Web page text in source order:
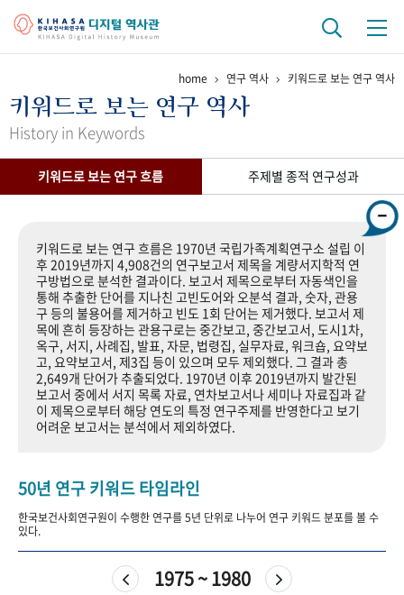
걸어온 길 기관 변천사 역대 기관장
연구 역사
기록물 아카이브
사진 아카이브 문서 기록물 행정박물 영상 기록물
+1주년 기념
성과 50선 숫자로 보는 50년 50+1주년 광장
세계와 함께 한 KIHASA
VR 역사관
home 연구 역사 키워드로 보는 연구 역사
키워드로 보는 연구 역사
History in Keywords
키워드로 보는 연구 흐름 주제별 종적 연구성과
키워드로 보는 연구 흐름은 1970년 국립가족계획연구소 설립 이
후 2019년까지 4,908건의 연구보고서 제목을 계량서지학적 연
구방법으로 분석한 결과이다. 보고서 제목으로부터 자동색인을
통해 추출한 단어를 지나친 고빈도어와 오분석 결과, 숫자, 관용
구 등의 불용어를 제거하고 빈도 1회 단어는 제거했다. 보고서 제
목에 흔히 등장하는 관용구로는 중간보고, 중간보고서, 도시1차,
옥구, 서지, 사례집, 발표, 자문, 법령집, 실무자료, 워크숍, 요약보
고, 요약보고서, 제3집 등이 있으며 모두 제외했다. 그 결과 총
2,649개 단어가 추출되었다. 1970년 이후 2019년까지 발간된
보고서 중에서 서지 목록 자료, 연차보고서나 세미나 자료집과 같
이 제목으로부터 해당 연도의 특정 연구주제를 반영한다고 보기
어려운 보고서는 분석에서 제외하였다.
50년 연구 키워드 타임라인
한국보건사회연구원이 수행한 연구를 5년 단위로 나누어 연구 키워드 분포를 볼 수
있다.
1975 ~ 1980